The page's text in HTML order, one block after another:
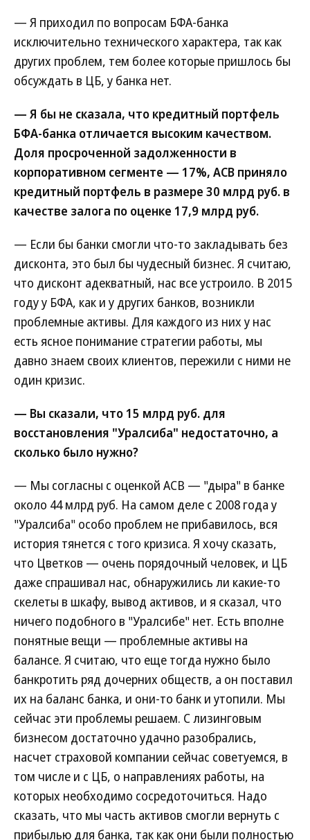
— Я приходил по вопросам БФА-банка
исключительно технического характера, так как
других проблем, тем более которые пришлось бы
обсуждать в ЦБ, у банка нет.
— Я бы не сказала, что кредитный портфель
БФА-банка отличается высоким качеством.
Доля просроченной задолженности в
корпоративном сегменте — 17%, АСВ приняло
кредитный портфель в размере 30 млрд руб. в
качестве залога по оценке 17,9 млрд руб.
— Если бы банки смогли что-то закладывать без
дисконта, это был бы чудесный бизнес. Я считаю,
что дисконт адекватный, нас все устроило. В 2015
году у БФА, как и у других банков, возникли
проблемные активы. Для каждого из них у нас
есть ясное понимание стратегии работы, мы
давно знаем своих клиентов, пережили с ними не
один кризис.
— Вы сказали, что 15 млрд руб. для
восстановления "Уралсиба" недостаточно, а
сколько было нужно?
— Мы согласны с оценкой АСВ — "дыра" в банке
около 44 млрд руб. На самом деле с 2008 года у
"Уралсиба" особо проблем не прибавилось, вся
история тянется с того кризиса. Я хочу сказать,
что Цветков — очень порядочный человек, и ЦБ
даже спрашивал нас, обнаружились ли какие-то
скелеты в шкафу, вывод активов, и я сказал, что
ничего подобного в "Уралсибе" нет. Есть вполне
понятные вещи — проблемные активы на
балансе. Я считаю, что еще тогда нужно было
банкротить ряд дочерних обществ, а он поставил
их на баланс банка, и они-то банк и утопили. Мы
сейчас эти проблемы решаем. С лизинговым
бизнесом достаточно удачно разобрались,
насчет страховой компании сейчас советуемся, в
том числе и с ЦБ, о направлениях работы, на
которых необходимо сосредоточиться. Надо
сказать, что мы часть активов смогли вернуть с
прибылью для банка, так как они были полностью